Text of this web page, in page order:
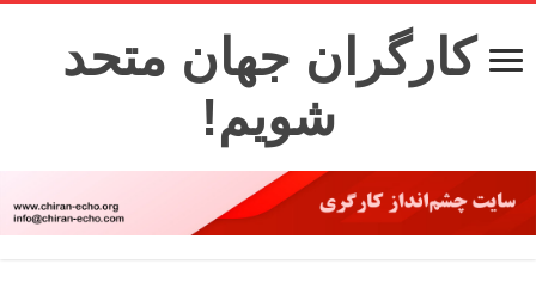
کارگران جهان متحد
شویم!